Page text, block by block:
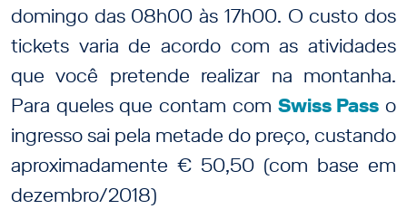
domingo das 08h00 às 17h00. O custo dos
tickets varia de acordo com as atividades
que você pretende realizar na montanha.
Para queles que contam com Swiss Pass o
ingresso sai pela metade do preço, custando
aproximadamente € 50,50 (com base em
dezembro/2018)